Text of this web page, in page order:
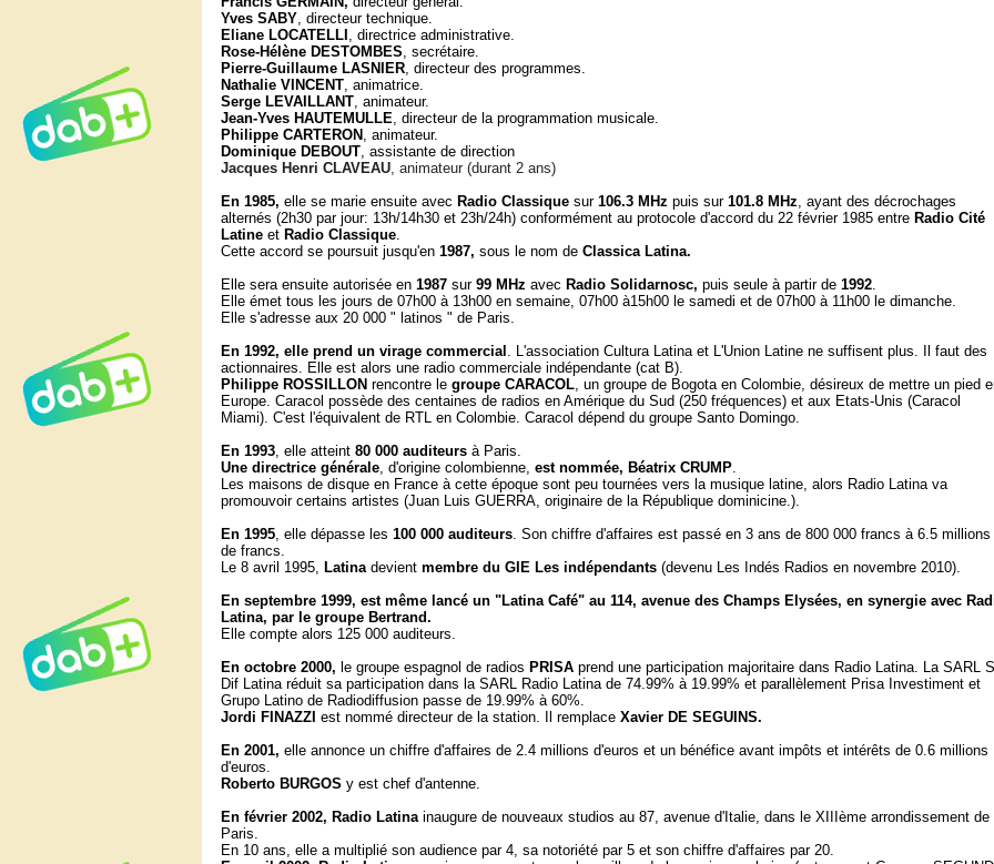
Yves SABY, directeur technique.
Eliane LOCATELLI , directrice administrative.
Rose-Hélène DESTOMBES, secrétaire.
Pierre-Guillaume LASNIER, directeur des programmes.
Nathalie VINCENT, animatrice.
Serge LEVAILLANT, animateur.
Jean-Yves HAUTEMULLE, directeur de la programmation musicale.
Philippe CARTERON , animateur.
Dominique DEBOUT, assistante de direction
Jacques Henri CLAVEAU, animateur (durant 2 ans)
En 1985, elle se marie ensuite avec Radio Classique sur 106.3 MHz puis sur 101.8 MHz, ayant des décrochages
alternés (2h30 par jour: 13h/14h30 et 23h/24h) conformément au protocole d'accord du 22 février 1985 entre Radio Cité
Latine et Radio Classique.
Cette accord se poursuit jusqu'en 1987, sous le nom de Classica Latina.
Elle sera ensuite autorisée en 1987 sur 99 MHz avec Radio Solidarnosc, puis seule à partir de 1992.
Elle émet tous les jours de 07h00 à 13h00 en semaine, 07h00 à15h00 le samedi et de 07h00 à 11h00 le dimanche.
Elle s'adresse aux 20 000 " latinos " de Paris.
En 1992, elle prend un virage commercial . L'association Cultura Latina et L'Union Latine ne suffisent plus. Il faut des
actionnaires. Elle est alors une radio commerciale indépendante (cat B).
Philippe ROSSILLON rencontre le groupe CARACOL, un groupe de Bogota en Colombie, désireux de mettre un pied
Europe. Caracol possède des centaines de radios en Amérique du Sud (250 fréquences) et aux Etats-Unis (Caracol
Miami). C'est l'équivalent de RTL en Colombie. Caracol dépend du groupe Santo Domingo.
En 1993, elle atteint 80 000 auditeurs à Paris.
Une directrice générale, d'origine colombienne, est nommée, Béatrix CRUMP.
Les maisons de disque en France à cette époque sont peu tournées vers la musique latine, alors Radio Latina va
promouvoir certains artistes (Juan Luis GUERRA, originaire de la République dominicine.).
En 1995, elle dépasse les 100 000 auditeurs. Son chiffre d'affaires est passé en 3 ans de 800 000 francs à 6.5 millions
de francs.
Le 8 avril 1995, Latinadevient membre du GIE Les indépendants (devenu Les Indés Radios en novembre 2010).
En septembre 1999, est même lancé un "Latina Café" au 114, avenue des Champs Elysées, en synergie avec
Latina, par le groupe Bertrand.
Elle compte alors 125 000 auditeurs.
En octobre 2000, le groupe espagnol de radios PRISA prend une participation majoritaire dans Radio Latina. La SARL
Dif Latina réduit sa participation dans la SARL Radio Latina de 74.99% à 19.99% et parallèlement Prisa Investiment et
Grupo Latino de Radiodiffusion passe de 19.99% à 60%.
Jordi FINAZZI est nommé directeur de la station. Il remplace Xavier DE SEGUINS.
En 2001, elle annonce un chiffre d'affaires de 2.4 millions d'euros et un bénéfice avant impôts et intérêts de 0.6 millions
d'euros.
Roberto BURGOS y est chef d'antenne.
En février 2002, Radio Latina inaugure de nouveaux studios au 87, avenue d'Italie, dans le XIIIème arrondissement de
Paris.
En 10 ans, elle a multiplié son audience par 4, sa notoriété par 5 et son chiffre d'affaires par 20.